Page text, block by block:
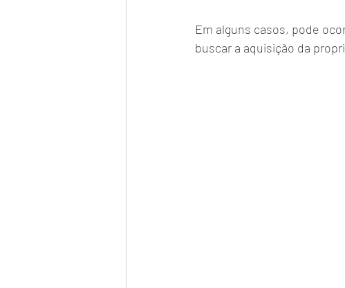
Em alguns casos, pode
buscar a aquisição da